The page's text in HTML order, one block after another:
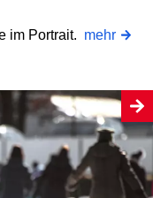
im Portrait. mehr